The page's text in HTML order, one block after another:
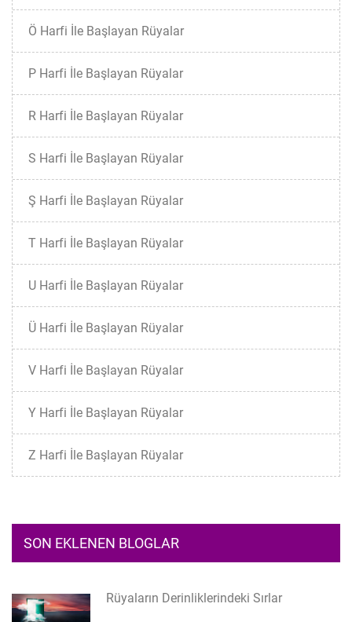
Ö Harfi İle Başlayan Rüyalar
P Harfi İle Başlayan Rüyalar
R Harfi İle Başlayan Rüyalar
S Harfi İle Başlayan Rüyalar
Ş Harfi İle Başlayan Rüyalar
T Harfi İle Başlayan Rüyalar
U Harfi İle Başlayan Rüyalar
Ü Harfi İle Başlayan Rüyalar
V Harfi İle Başlayan Rüyalar
Y Harfi İle Başlayan Rüyalar
Z Harfi İle Başlayan Rüyalar
SON EKLENEN BLOGLAR
Rüyaların Derinliklerindeki Sırlar